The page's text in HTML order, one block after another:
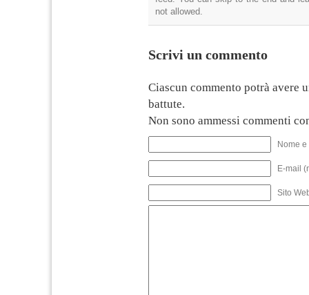
not allowed.
Scrivi un commento
Ciascun commento potrà avere
battute.
Non sono ammessi commenti
Nome
E-mail
Sito